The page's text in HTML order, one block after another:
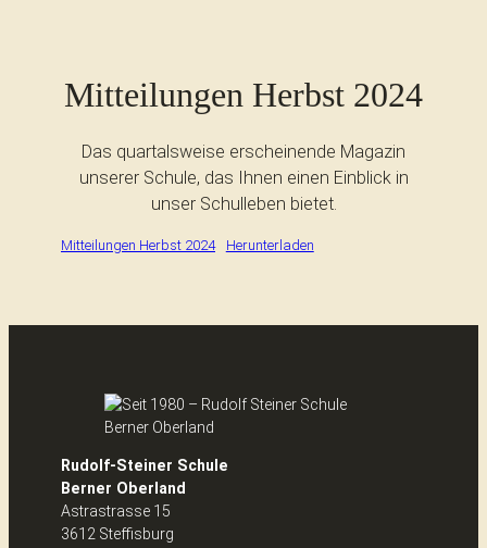
Mitteilungen Herbst 2024
Das quartalsweise erscheinende Magazin
unserer Schule, das Ihnen einen Einblick in
unser Schulleben bietet.
Mitteilungen Herbst 2024 Herunterladen
Rudolf-Steiner Schule
Berner Oberland
Astrastrasse 15
3612 Steffisburg